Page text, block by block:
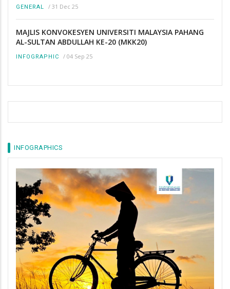
GENERAL / 31 Dec 25
MAJLIS KONVOKESYEN UNIVERSITI MALAYSIA PAHANG
AL-SULTAN ABDULLAH KE-20 (MKK20)
INFOGRAPHIC / 04 Sep 25
INFOGRAPHICS